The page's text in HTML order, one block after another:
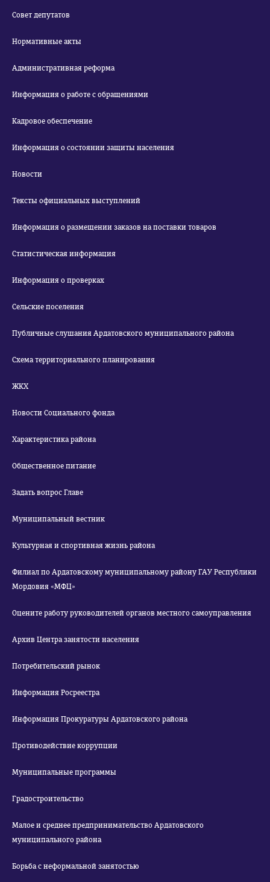
Совет депутатов
Нормативные акты
Административная реформа
Информация о работе с обращениями
Кадровое обеспечение
Информация о состоянии защиты населения
Новости
Тексты официальных выступлений
Информация о размещении заказов на поставки товаров
Статистическая информация
Информация о проверках
Сельские поселения
Публичные слушания Ардатовского муниципального района
Схема территориального планирования
ЖКХ
Новости Социального фонда
Характеристика района
Общественное питание
Задать вопрос Главе
Муниципальный вестник
Культурная и спортивная жизнь района
Филиал по Ардатовскому муниципальному району ГАУ Республики
Мордовия «МФЦ»
Оцените работу руководителей органов местного самоуправления
Архив Центра занятости населения
Потребительский рынок
Информация Росреестра
Информация Прокуратуры Ардатовского района
Противодействие коррупции
Муниципальные программы
Градостроительство
Малое и среднее предпринимательство Ардатовского
муниципального района
Борьба с неформальной занятостью